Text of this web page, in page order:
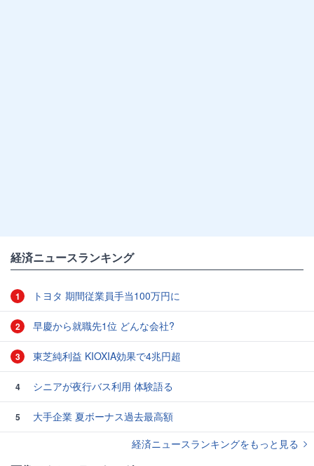
経済ニュースランキング
1 トヨタ 期間従業員手当100万円に
2 早慶から就職先1位 どんな会社?
3 東芝純利益 KIOXIA効果で4兆円超
4 シニアが夜行バス利用 体験語る
5
大手企業 夏ボーナス過去最高額
経済ニュースランキングをもっと見る